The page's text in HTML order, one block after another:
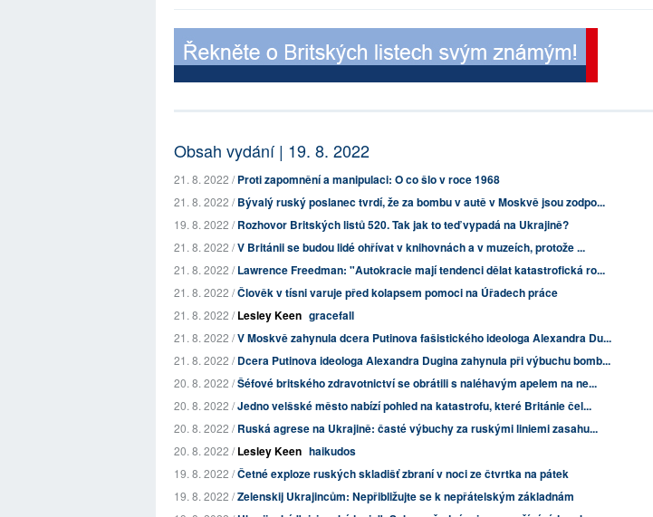
Obsah vydání | 19. 8. 2022
21. 8. 2022 /Proti zapomnění a manipulaci: O co šlo v roce 1968
21. 8. 2022 /Bývalý ruský poslanec tvrdí, že za bombu v autě v Moskvě jsou zodpo...
19. 8. 2022 /Rozhovor Britských listů 520. Tak jak to teď vypadá na Ukrajině?
21. 8. 2022 /V Británii se budou lidé ohřívat v knihovnách a v muzeích, protože ...
21. 8. 2022 /Lawrence Freedman: "Autokracie mají tendenci dělat katastrofická ro...
21. 8. 2022 /Člověk v tísni varuje před kolapsem pomoci na Úřadech práce
21. 8. 2022 /Lesley Keen gracefall
21. 8. 2022 /V Moskvě zahynula dcera Putinova fašistického ideologa Alexandra Du...
21. 8. 2022 /Dcera Putinova ideologa Alexandra Dugina zahynula při výbuchu bomb...
20. 8. 2022 /Šéfové britského zdravotnictví se obrátili s naléhavým apelem na ne...
20. 8. 2022 /Jedno velšské město nabízí pohled na katastrofu, které Británie čel...
20. 8. 2022 /Ruská agrese na Ukrajině: časté výbuchy za ruskými liniemi zasahu...
20. 8. 2022 /Lesley Keen haikudos
19. 8. 2022 /Četné exploze ruských skladišť zbraní v noci ze čtvrtka na pátek
19. 8. 2022 /Zelenskij Ukrajincům: Nepřibližujte se k nepřátelským základnám